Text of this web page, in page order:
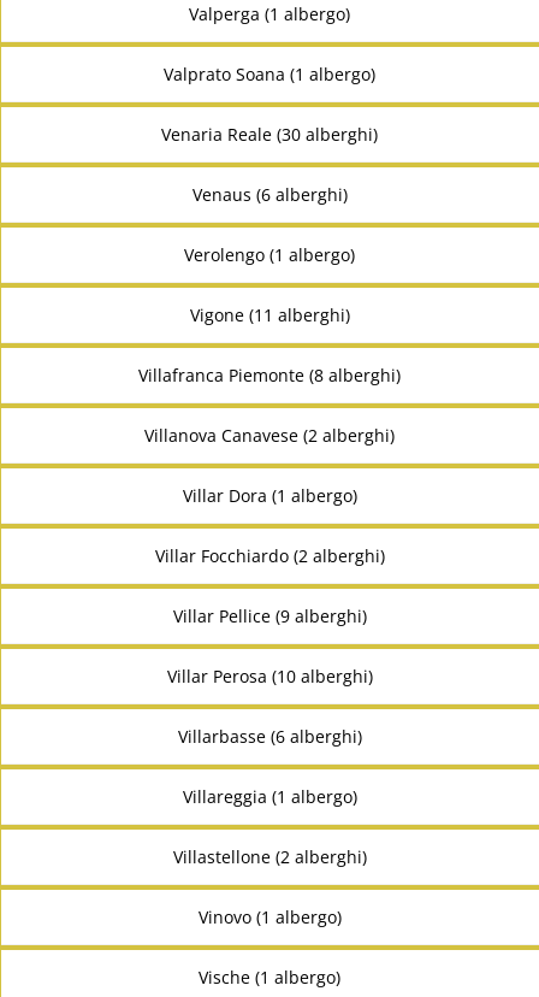
Valperga (1 albergo)
Valprato Soana (1 albergo)
Venaria Reale (30 alberghi)
Venaus (6 alberghi)
Verolengo (1 albergo)
Vigone (11 alberghi)
Villafranca Piemonte (8 alberghi)
Villanova Canavese (2 alberghi)
Villar Dora (1 albergo)
Villar Focchiardo (2 alberghi)
Villar Pellice (9 alberghi)
Villar Perosa (10 alberghi)
Villarbasse (6 alberghi)
Villareggia (1 albergo)
Villastellone (2 alberghi)
Vinovo (1 albergo)
Vische (1 albergo)